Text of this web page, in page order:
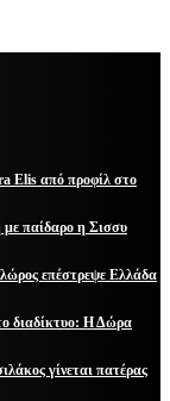
Elis από προφίλ στο
με παίδαρο η Σισσυ
επέστρεψε Ελλάδα
διαδίκτυο: Η Δώρα
γίνεται πατέρας